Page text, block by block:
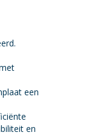
een
en